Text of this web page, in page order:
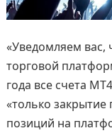
«Уведомляем
торговой
года все счета
«только
позиций на